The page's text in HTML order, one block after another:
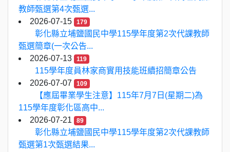
教師甄選第4次甄選...
2026-07-15
179
彰化縣立埔鹽國民中學115學年度第2次代課教師
甄選簡章(一次公告...
2026-07-13
119
115學年度員林家商實用技能班續招簡章公告
2026-07-07
109
【應屆畢業學生注意】115年7月7日(星期二)為
115學年度彰化區高中...
2026-07-21
89
彰化縣立埔鹽國民中學115學年度第2次代課教師
甄選第1次甄選結果...